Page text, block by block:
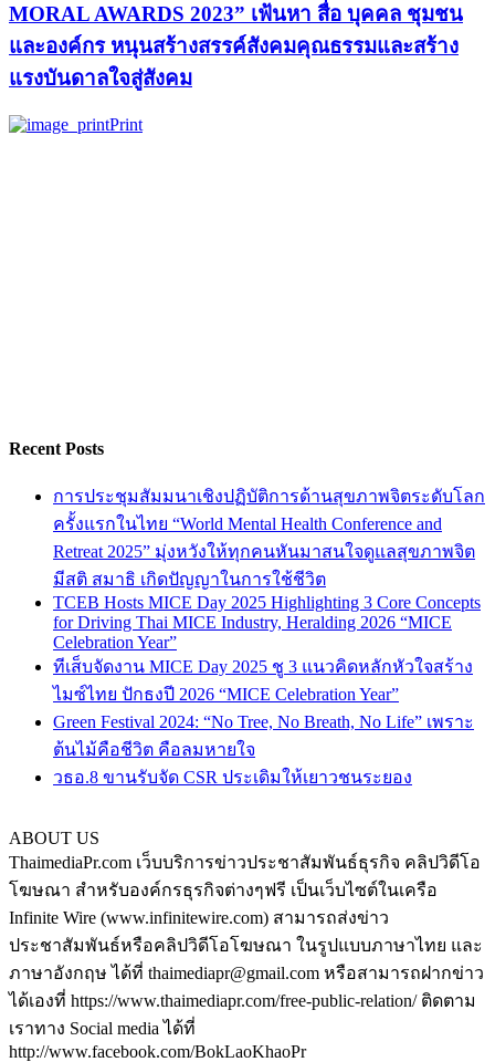
MORAL AWARDS 2023” เฟ้นหา สื่อ บุคคล ชุมชน
และองค์กร หนุนสร้างสรรค์สังคมคุณธรรมและสร้าง
แรงบันดาลใจสู่สังคม
Print
Recent Posts
การประชุมสัมมนาเชิงปฏิบัติการด้านสุขภาพจิตระดับโลก
ครั้งแรกในไทย “World Mental Health Conference and
Retreat 2025” มุ่งหวังให้ทุกคนหันมาสนใจดูแลสุขภาพจิต
มีสติ สมาธิ เกิดปัญญาในการใช้ชีวิต
TCEB Hosts MICE Day 2025 Highlighting 3 Core Concepts
for Driving Thai MICE Industry, Heralding 2026 “MICE
Celebration Year”
ทีเส็บจัดงาน MICE Day 2025 ชู 3 แนวคิดหลักหัวใจสร้าง
ไมซ์ไทย ปักธงปี 2026 “MICE Celebration Year”
Green Festival 2024: “No Tree, No Breath, No Life” เพราะ
ต้นไม้คือชีวิต คือลมหายใจ
วธอ.8 ขานรับจัด CSR ประเดิมให้เยาวชนระยอง
ABOUT US
ThaimediaPr.com เว็บบริการข่าวประชาสัมพันธ์ธุรกิจ คลิปวิดีโอ
โฆษณา สำหรับองค์กรธุรกิจต่างๆฟรี เป็นเว็บไซต์ในเครือ
Infinite Wire (www.infinitewire.com) สามารถส่งข่าว
ประชาสัมพันธ์หรือคลิปวิดีโอโฆษณา ในรูปแบบภาษาไทย และ
ภาษาอังกฤษ ได้ที่ thaimediapr@gmail.com หรือสามารถฝากข่าว
ได้เองที่ https://www.thaimediapr.com/free-public-relation/ ติดตาม
เราทาง Social media ได้ที่
http://www.facebook.com/BokLaoKhaoPr